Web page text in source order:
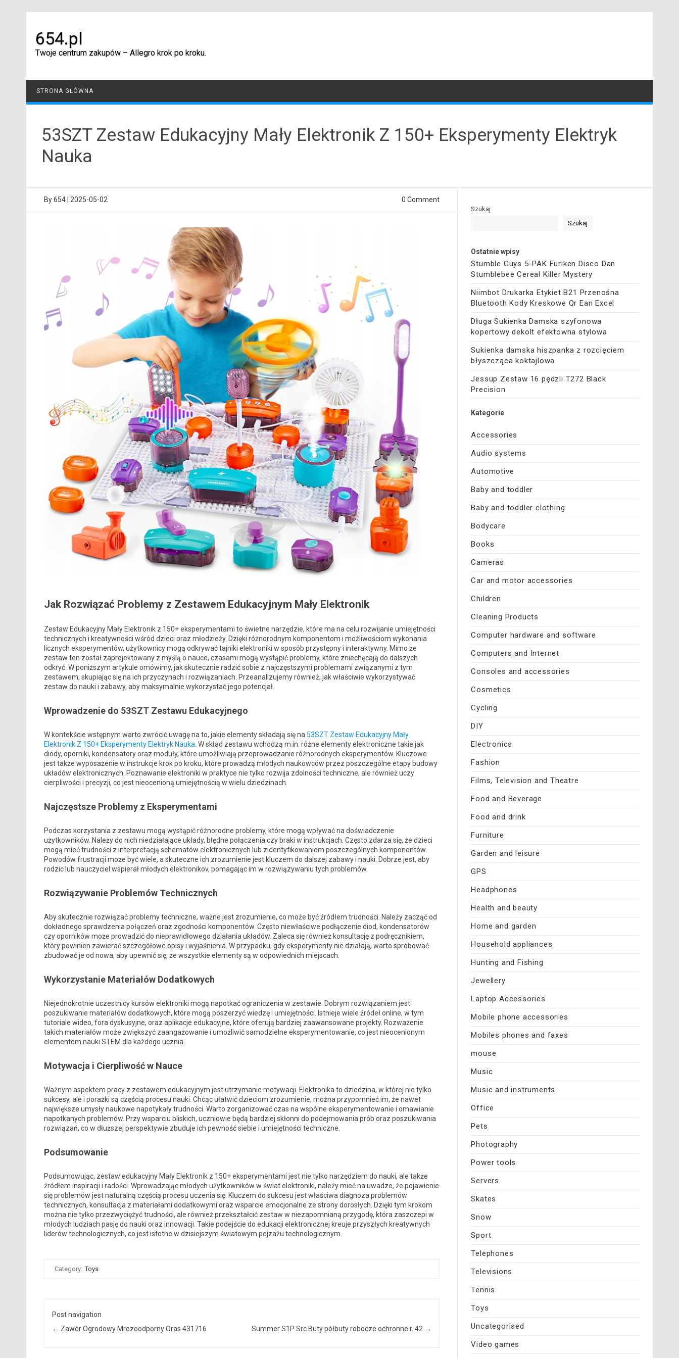
654.pl
Twoje centrum zakupów – Allegro krok po kroku.
STRONA GŁÓWNA
53SZT Zestaw Edukacyjny Mały Elektronik Z 150+ Eksperymenty Elektryk
Nauka
By654 2025-05-02 0 Comment
Jak Rozwiązać Problemy z Zestawem Edukacyjnym Mały Elektronik
Zestaw Edukacyjny Mały Elektronik z 150+ eksperymentami to świetne narzędzie, które ma na celu rozwijanie umiejętności
technicznych i kreatywności wśród dzieci oraz młodzieży. Dzięki różnorodnym komponentom i możliwościom wykonania
licznych eksperymentów, użytkownicy mogą odkrywać tajniki elektroniki w sposób przystępny i interaktywny. Mimo że
zestaw ten został zaprojektowany z myślą o nauce, czasami mogą wystąpić problemy, które zniechęcają do dalszych
odkryć. W poniższym artykule omówimy, jak skutecznie radzić sobie z najczęstszymi problemami związanymi z tym
zestawem, skupiając się na ich przyczynach i rozwiązaniach. Przeanalizujemy również, jak właściwie wykorzystywać
zestaw do nauki i zabawy, aby maksymalnie wykorzystać jego potencjał.
Wprowadzenie do 53SZT Zestawu Edukacyjnego
W kontekście wstępnym warto zwrócić uwagę na to, jakie elementy składają się na 53SZT Zestaw Edukacyjny Mały
Elektronik Z 150+ Eksperymenty Elektryk Nauka. W skład zestawu wchodzą m.in. różne elementy elektroniczne takie jak
diody, oporniki, kondensatory oraz moduły, które umożliwiają przeprowadzanie różnorodnych eksperymentów. Kluczowe
jest także wyposażenie w instrukcje krok po kroku, które prowadzą młodych naukowców przez poszczególne etapy budowy
układów elektronicznych. Poznawanie elektroniki w praktyce nie tylko rozwija zdolności techniczne, ale również uczy
cierpliwości i precyzji, co jest nieocenioną umiejętnością w wielu dziedzinach.
Najczęstsze Problemy z Eksperymentami
Podczas korzystania z zestawu mogą wystąpić różnorodne problemy, które mogą wpływać na doświadczenie
użytkowników. Należy do nich niedziałające układy, błędne połączenia czy braki w instrukcjach. Często zdarza się, że dzieci
mogą mieć trudności z interpretacją schematów elektronicznych lub zidentyfikowaniem poszczególnych komponentów.
Powodów frustracji może być wiele, a skuteczne ich zrozumienie jest kluczem do dalszej zabawy i nauki. Dobrze jest, aby
rodzic lub nauczyciel wspierał młodych elektronikov, pomagając im w rozwiązywaniu tych problemów.
Rozwiązywanie Problemów Technicznych
Aby skutecznie rozwiązać problemy techniczne, ważne jest zrozumienie, co może być źródłem trudności. Należy zacząć od
dokładnego sprawdzenia połączeń oraz zgodności komponentów. Często niewłaściwe podłączenie diod, kondensatorów
czy oporników może prowadzić do nieprawidłowego działania układów. Zaleca się również konsultację z podręcznikiem,
który powinien zawierać szczegółowe opisy i wyjaśnienia. W przypadku, gdy eksperymenty nie działają, warto spróbować
zbudować je od nowa, aby upewnić się, że wszystkie elementy są w odpowiednich miejscach.
Wykorzystanie Materiałów Dodatkowych
Niejednokrotnie uczestnicy kursów elektroniki mogą napotkać ograniczenia w zestawie. Dobrym rozwiązaniem jest
poszukiwanie materiałów dodatkowych, które mogą poszerzyć wiedzę i umiejętności. Istnieje wiele źródeł online, w tym
tutoriale wideo, fora dyskusyjne, oraz aplikacje edukacyjne, które oferują bardziej zaawansowane projekty. Rozważenie
takich materiałów może zwiększyć zaangażowanie i umożliwić samodzielne eksperymentowanie, co jest nieocenionym
elementem nauki STEM dla każdego ucznia.
Motywacja i Cierpliwość w Nauce
Ważnym aspektem pracy z zestawem edukacyjnym jest utrzymanie motywacji. Elektronika to dziedzina, w której nie tylko
sukcesy, ale i porażki są częścią procesu nauki. Chcąc ułatwić dzieciom zrozumienie, można przypomnieć im, że nawet
największe umysły naukowe napotykały trudności. Warto zorganizować czas na wspólne eksperymentowanie i omawianie
napotkanych problemów. Przy wsparciu bliskich, uczniowie będą bardziej skłonni do podejmowania prób oraz poszukiwania
rozwiązań, co w dłuższej perspektywie zbuduje ich pewność siebie i umiejętności techniczne.
Podsumowanie
Podsumowując, zestaw edukacyjny Mały Elektronik z 150+ eksperymentami jest nie tylko narzędziem do nauki, ale także
źródłem inspiracji i radości. Wprowadzając młodych użytkowników w świat elektroniki, należy mieć na uwadze, że pojawienie
się problemów jest naturalną częścią procesu uczenia się. Kluczem do sukcesu jest właściwa diagnoza problemów
technicznych, konsultacja z materiałami dodatkowymi oraz wsparcie emocjonalne ze strony dorosłych. Dzięki tym krokom
można nie tylko przezwyciężyć trudności, ale również przekształcić zestaw w niezapomnianą przygodę, która zaszczepi w
młodych ludziach pasję do nauki oraz innowacji. Takie podejście do edukacji elektronicznej kreuje przyszłych kreatywnych
liderów technologicznych, co jest istotne w dzisiejszym światowym pejzażu technologicznym.
Category: Toys
Post navigation
← Zawór Ogrodowy Mrozoodporny Oras 431716 Summer S1P Src Buty półbuty robocze ochronne r. 42 →
Szukaj
Szukaj
Ostatnie wpisy
Stumble Guys 5-PAK Furiken Disco Dan
Stumblebee Cereal Killer Mystery
Niimbot Drukarka Etykiet B21 Przenośna
Bluetooth Kody Kreskowe Qr Ean Excel
Długa Sukienka Damska szyfonowa
kopertowy dekolt efektowna stylowa
Sukienka damska hiszpanka z rozcięciem
błyszcząca koktajlowa
Jessup Zestaw 16 pędzli T272 Black
Precision
Kategorie
Accessories
Audio systems
Automotive
Baby and toddler
Baby and toddler clothing
Bodycare
Books
Cameras
Car and motor accessories
Children
Cleaning Products
Computer hardware and software
Computers and Internet
Consoles and accessories
Cosmetics
Cycling
DIY
Electronics
Fashion
Films, Television and Theatre
Food and Beverage
Food and drink
Furniture
Garden and leisure
GPS
Headphones
Health and beauty
Home and garden
Household appliances
Hunting and Fishing
Jewellery
Laptop Accessories
Mobile phone accessories
Mobiles phones and faxes
mouse
Music
Music and instruments
Office
Pets
Photography
Power tools
Servers
Skates
Snow
Sport
Telephones
Televisions
Tennis
Toys
Uncategorised
Video games